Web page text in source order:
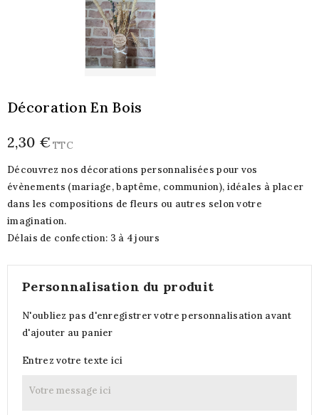
Décoration En Bois
2,30 € TTC
Découvrez nos décorations personnalisées pour vos
évènements (mariage, baptême, communion), idéales à placer
dans les compositions de fleurs ou autres selon votre
imagination.
Délais de confection: 3 à 4 jours
Personnalisation du produit
N'oubliez pas d'enregistrer votre personnalisation avant
d'ajouter au panier
Entrez votre texte ici